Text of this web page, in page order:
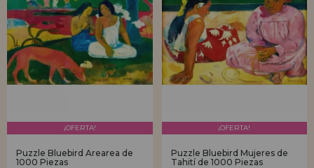
¡OFERTA!
Puzzle Bluebird Arearea de
1000 Piezas
¡OFERTA!
Puzzle Bluebird Mujeres de
Tahití de 1000 Piezas